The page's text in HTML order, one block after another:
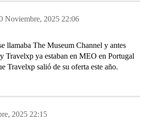
Noviembre, 2025 22:06
llamaba The Museum Channel y antes
Travelxp ya estaban en MEO en Portugal
Travelxp salió de su oferta este año.
2025 22:15